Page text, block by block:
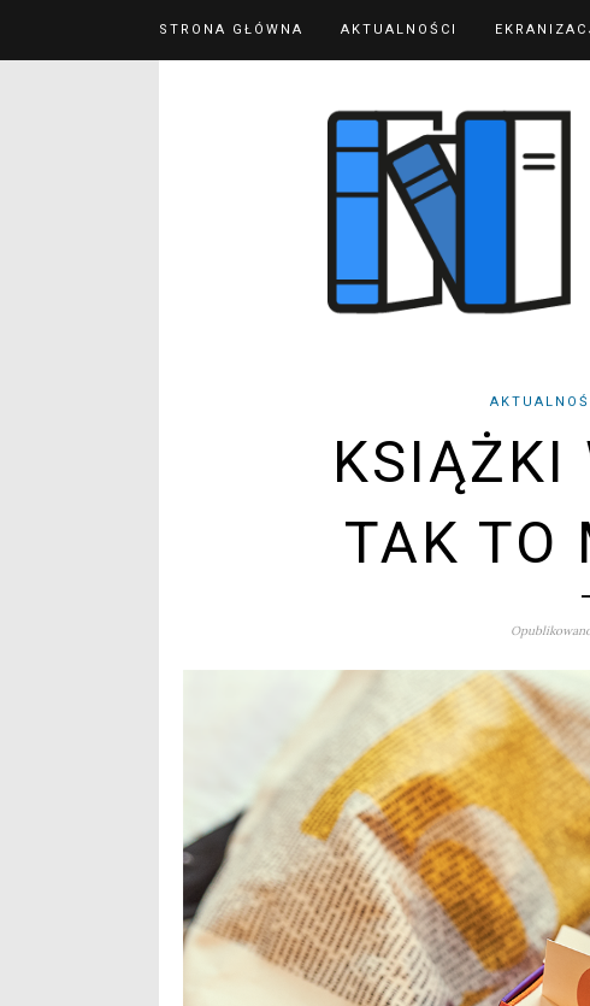
STRONA GŁÓWNA AKTUALNOŚCI
KSIĄŻKI
TAK TO